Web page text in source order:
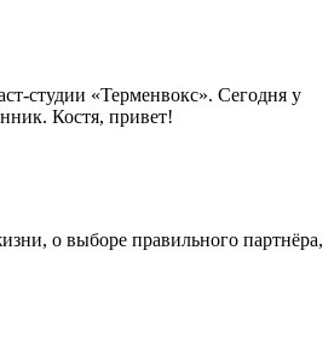
студии «Терменвокс». Сегодня у
Костя, привет!
о выборе правильного партнёра,